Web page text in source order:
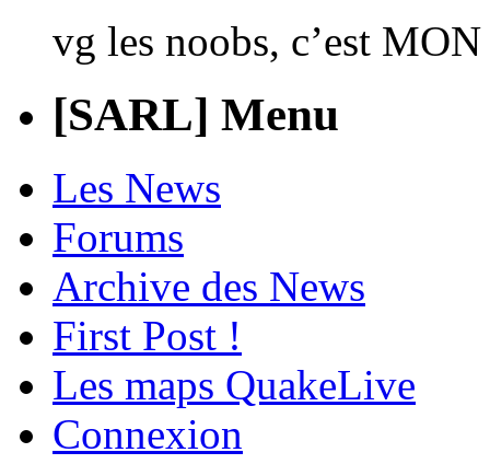
vg les noobs, c’est
[SARL] Menu
Les News
Forums
Archive des News
First Post !
Les maps QuakeLive
Connexion